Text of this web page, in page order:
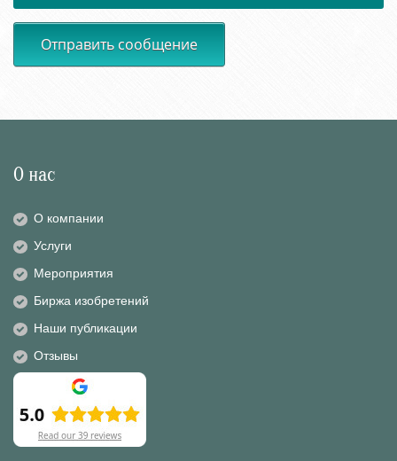
Отправить сообщение
О нас
О компании
Услуги
Мероприятия
Биржа изобретений
Наши публикации
Отзывы